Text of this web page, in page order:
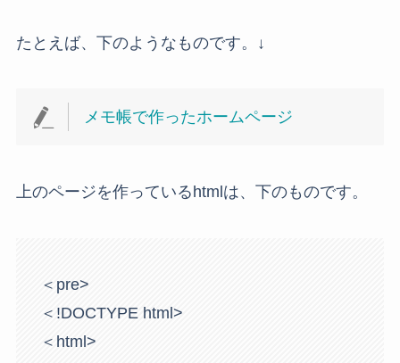
たとえば、下のようなものです。↓
メモ帳で作ったホームページ
上のページを作っているhtmlは、下のものです。
＜pre>
＜!DOCTYPE html>
＜html>